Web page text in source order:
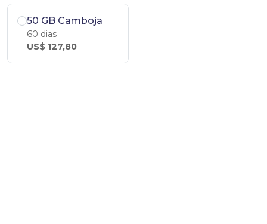
50 GB Camboja
60 dias
US$ 127,80